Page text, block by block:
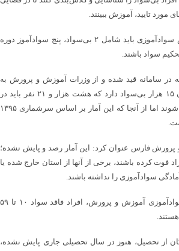
مورد تایید، آموزش ببینند.
کامیاب اضافه کرد: هر کلاس سوادآموزی باید شامل ۲ بی‌سواد، پنج سوادآموز دوره
سواد باشند.
در سامانه قید شده و از وزرات آموزش و پرورش به
فارس ابلاغ شده، این استان ۱۵ هزار بی‌سواد دارد که هشت هزار و ۲۱ نفر باید در
یکسال پیش رو سوادآموزی شوند اما از آنجا که این آمار بر اساس سرشماری ۱۳۹۵
فارس عنوان کرد: این آمار رصد و پایش نشده؛
فوت کرده باشند، برخی از آنها از استان خارج شده یا
سوادآموزی را نداشته باشند.
کامیاب گفت: گروه هدف سوادآموزی آموزش و پرورش، افراد فاقد سواد ۱۰ تا ۵۹
از تحصیل، هنوز در سال تحصیلی جاری پایش نشده،